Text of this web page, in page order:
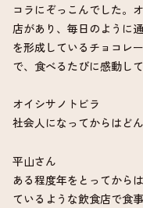
コラにぞっこんでした。
店があり、毎日のように
を形成しているチョコレ
で、食べるたびに感動して
オイシサノトビラ
社会人になってからはど
平山さん
ある程度年をとってから
ているような飲食店で食